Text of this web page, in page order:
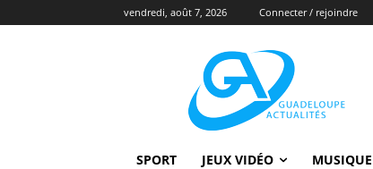
vendredi, août 7, 2026 Connecter / rejoindre
SPORT JEUX VIDÉO MUSIQUE